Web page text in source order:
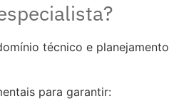
técnico e
para garantir: